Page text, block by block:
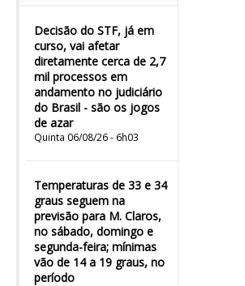
Decisão do STF, já em
curso, vai afetar
diretamente cerca de 2,7
mil processos em
andamento no judiciário
do Brasil - são os jogos
de azar
Quinta 06/08/26 - 6h03
Temperaturas de 33 e 34
graus seguem na
previsão para M. Claros,
no sábado, domingo e
segunda-feira; mínimas
vão de 14 a 19 graus, no
período